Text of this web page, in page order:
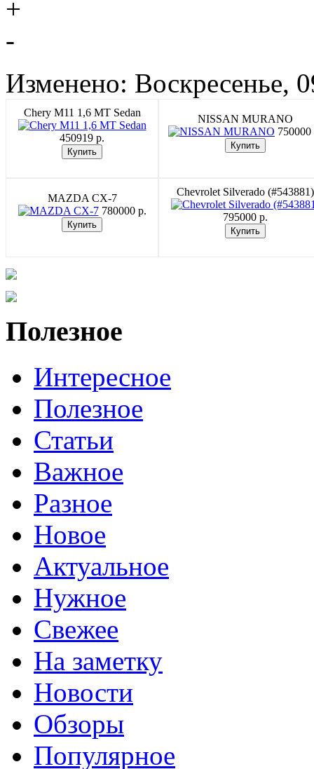
+
-
Изменено: Воскресенье,
Chery M11 1,6 MT Sedan
450919 p.
NISSAN MURANO
750000
MAZDA CX-7
780000 p.
Chevrolet Silverado (#543881)
795000 p.
Полезное
Интересное
Полезное
Статьи
Важное
Разное
Новое
Актуальное
Нужное
Свежее
На заметку
Новости
Обзоры
Популярное